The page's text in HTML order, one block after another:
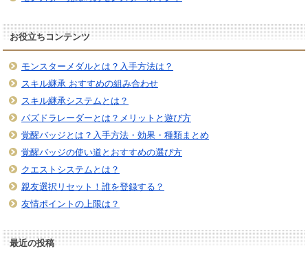
お役立ちコンテンツ
モンスターメダルとは？入手方法は？
スキル継承 おすすめの組み合わせ
スキル継承システムとは？
パズドラレーダーとは？メリットと遊び方
覚醒バッジとは？入手方法・効果・種類まとめ
覚醒バッジの使い道とおすすめの選び方
クエストシステムとは？
親友選択リセット！誰を登録する？
友情ポイントの上限は？
最近の投稿